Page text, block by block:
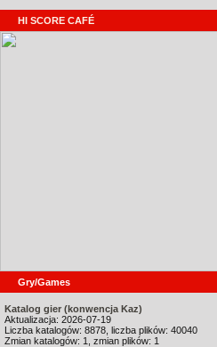
HI SCORE CAFÉ
Gry/Games
Katalog gier (konwencja Kaz)
Aktualizacja: 2026-07-19
Liczba katalogów: 8878, liczba plików: 40040
Zmian katalogów: 1, zmian plików: 1